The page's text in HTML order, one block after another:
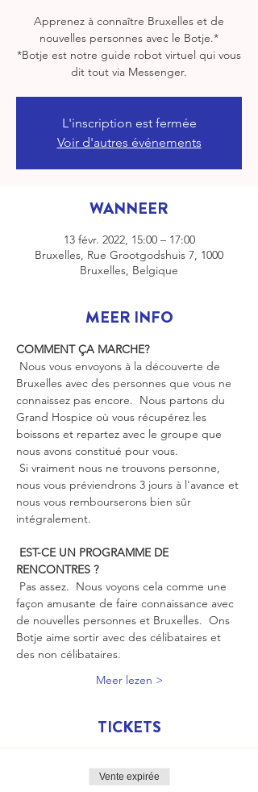
Apprenez à connaître Bruxelles et de
nouvelles personnes avec le Botje.*
*Botje est notre guide robot virtuel qui vous
dit tout via Messenger.
L'inscription est fermée
Voir d'autres événements
WANNEER
13 févr. 2022, 15:00 – 17:00
Bruxelles, Rue Grootgodshuis 7, 1000
Bruxelles, Belgique
MEER INFO
COMMENT ÇA MARCHE?
Bruxelles avec des personnes que vous ne
connaissez pas encore.  Nous partons du
Grand Hospice où vous récupérez les
boissons et repartez avec le groupe que
nous avons constitué pour vous.
nous vous préviendrons 3 jours à l'avance et
nous vous rembourserons bien sûr
intégralement.
EST-CE UN PROGRAMME DE
RENCONTRES ?
façon amusante de faire connaissance avec
de nouvelles personnes et Bruxelles.  Ons
Botje aime sortir avec des célibataires et
des non célibataires.
Meer lezen >
TICKETS
Vente expirée